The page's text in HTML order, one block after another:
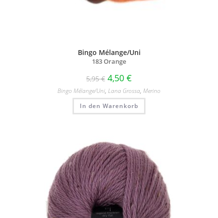
Bingo Mélange/Uni
183 Orange
5,95€ 4,50 €
Bingo Mélange/​Uni, Lana Grossa, Merino
In den Warenkorb